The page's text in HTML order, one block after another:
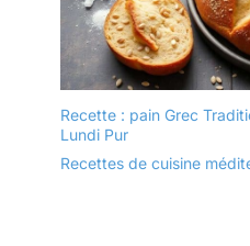
Recette : pain Grec
Lundi Pur
Recettes de cuisine